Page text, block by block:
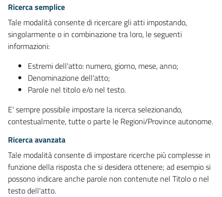
Ricerca semplice
Tale modalità consente di ricercare gli atti impostando,
singolarmente o in combinazione tra loro, le seguenti
informazioni:
Estremi dell'atto: numero, giorno, mese, anno;
Denominazione dell'atto;
Parole nel titolo e/o nel testo.
E' sempre possibile impostare la ricerca selezionando,
contestualmente, tutte o parte le Regioni/Province autonome.
Ricerca avanzata
Tale modalità consente di impostare ricerche più complesse in
funzione della risposta che si desidera ottenere; ad esempio si
possono indicare anche parole non contenute nel Titolo o nel
testo dell'atto.